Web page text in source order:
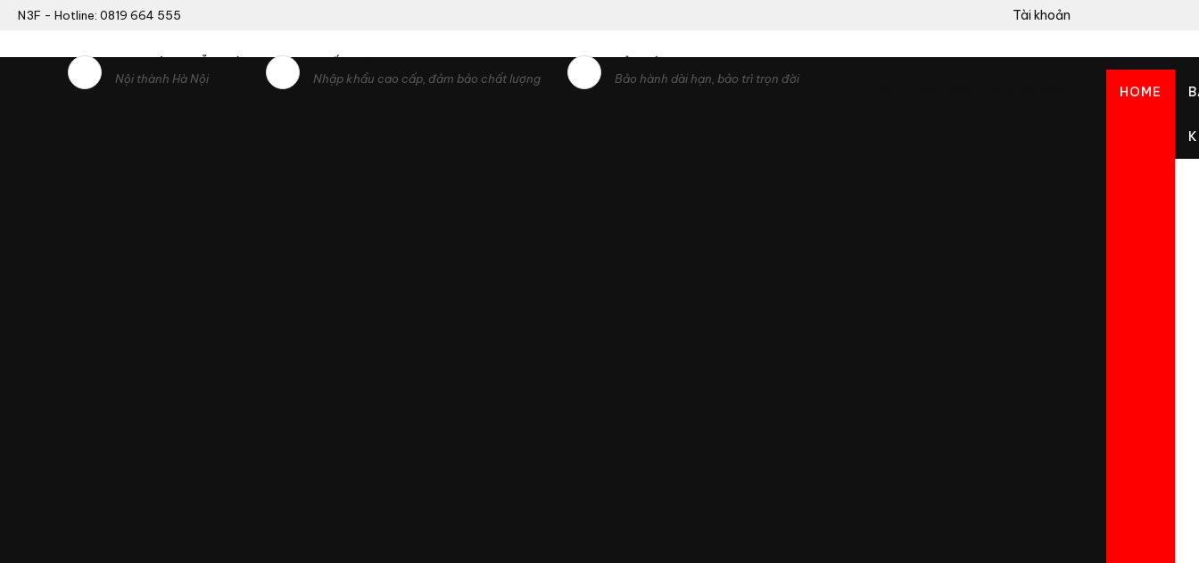
N3F - Hotline: 0819 664 555 Tài khoản
Nội thành Hà Nội
Nhập khẩu cao cấp, đảm bảo chất lượng
Bảo hành dài hạn, bảo trì trọn đời
HOME